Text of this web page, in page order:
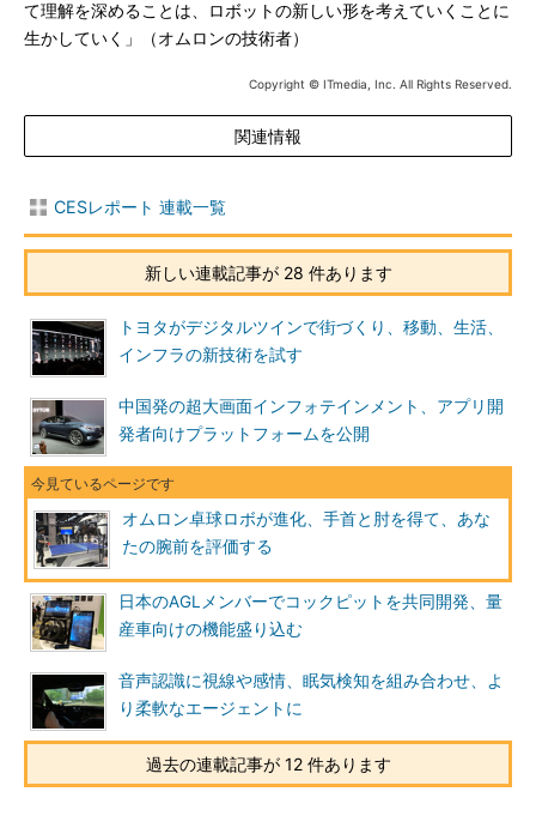
て理解を深めることは、ロボットの新しい形を考えていくことに
生かしていく」（オムロンの技術者）
Copyright © ITmedia, Inc. All Rights Reserved.
関連情報
CESレポート 連載一覧
新しい連載記事が 28 件あります
トヨタがデジタルツインで街づくり、移動、生活、
インフラの新技術を試す
中国発の超大画面インフォテインメント、アプリ開
発者向けプラットフォームを公開
オムロン卓球ロボが進化、手首と肘を得て、あな
たの腕前を評価する
日本のAGLメンバーでコックピットを共同開発、量
産車向けの機能盛り込む
音声認識に視線や感情、眠気検知を組み合わせ、よ
り柔軟なエージェントに
過去の連載記事が 12 件あります